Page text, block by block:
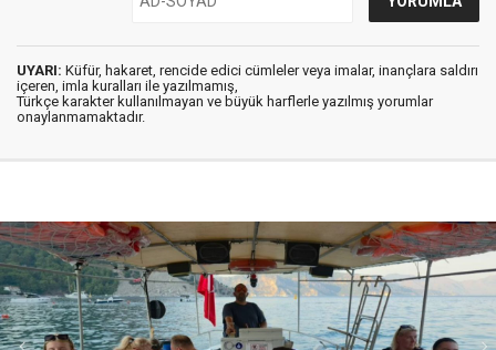
UYARI: Küfür, hakaret, rencide edici cümleler veya imalar, inançlara saldırı
içeren, imla kuralları ile yazılmamış,
Türkçe karakter kullanılmayan ve büyük harflerle yazılmış yorumlar
onaylanmamaktadır.